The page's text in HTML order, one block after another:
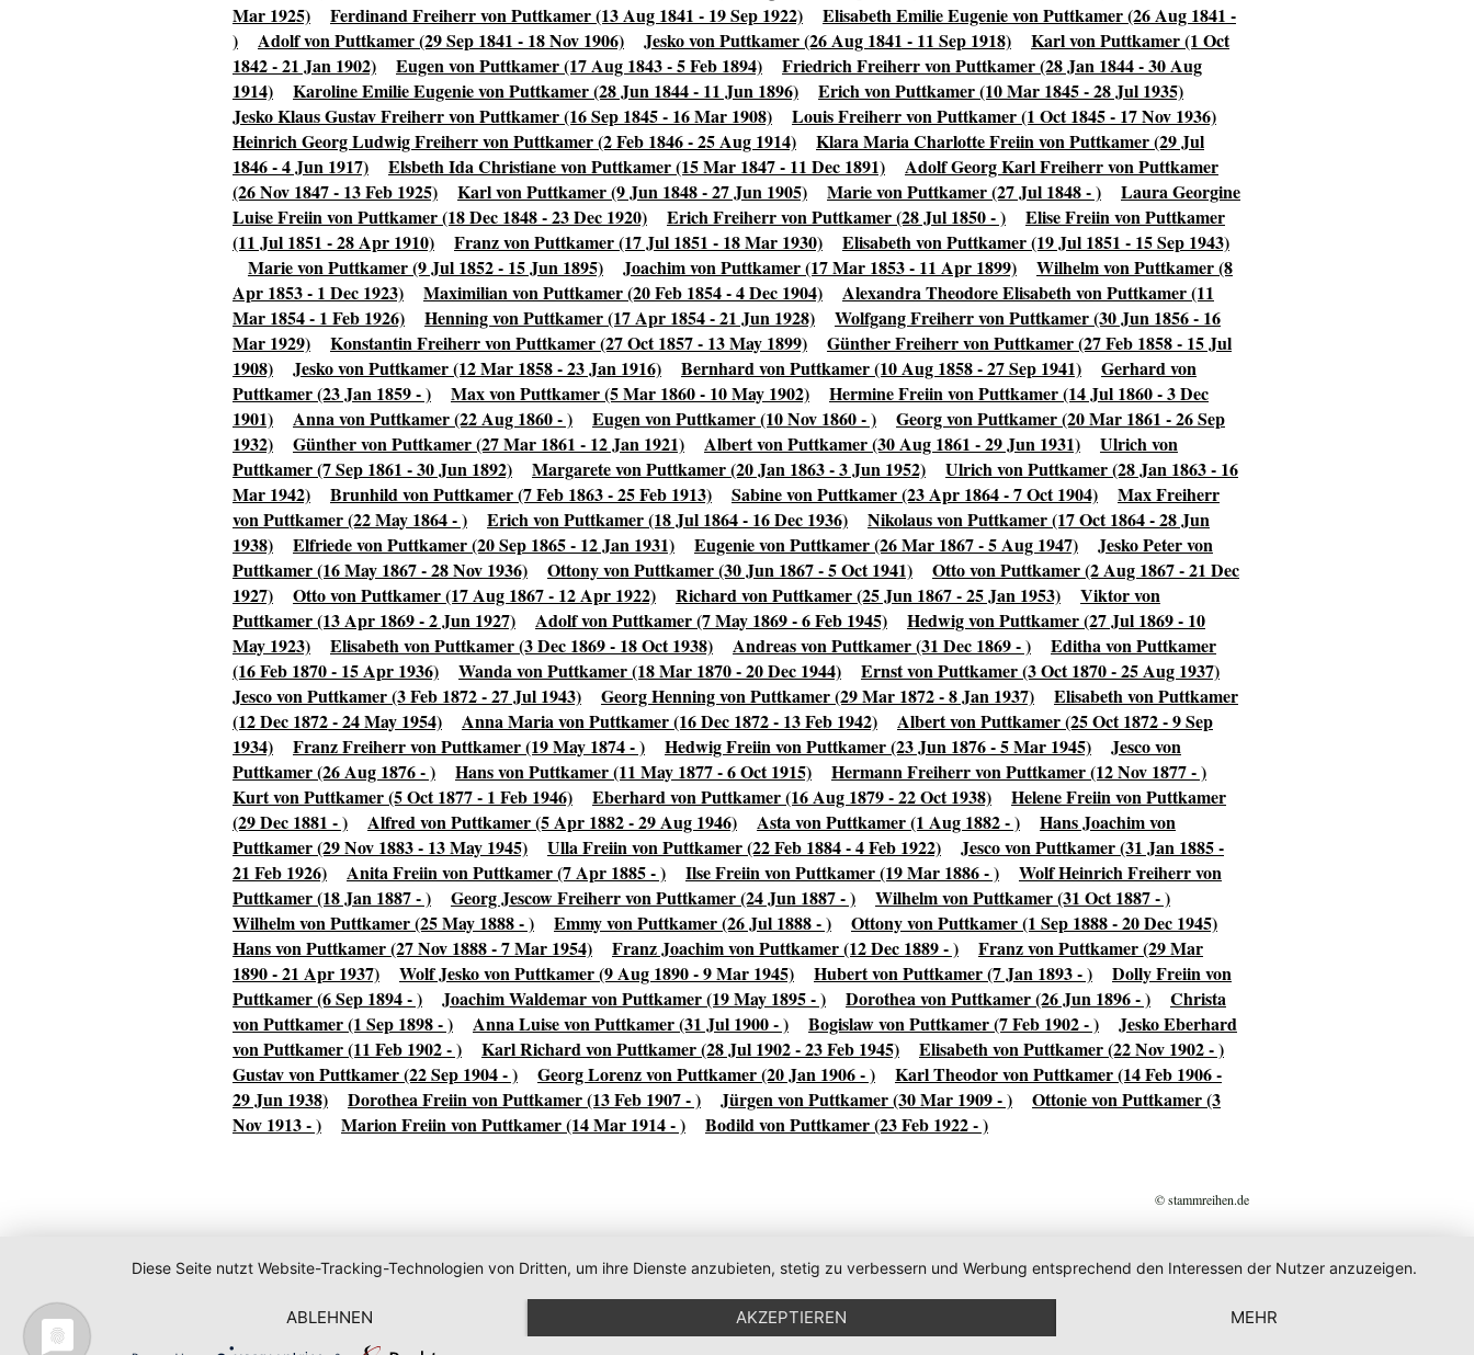
Mar 1925)
Ferdinand Freiherr von Puttkamer (13 Aug 1841 - 19 Sep 1922)
Elisabeth Emilie Eugenie von Puttkamer (26 Aug 1841 -
)
Adolf von Puttkamer (29 Sep 1841 - 18 Nov 1906) Jesko von Puttkamer (26 Aug 1841 - 11 Sep 1918)
Karl von Puttkamer (1 Oct
1842 - 21 Jan 1902)
Eugen von Puttkamer (17 Aug 1843 - 5 Feb 1894)
Friedrich Freiherr von Puttkamer (28 Jan 1844 - 30 Aug
1914)
Karoline Emilie Eugenie von Puttkamer (28 Jun 1844 - 11 Jun 1896)
Erich von Puttkamer (10 Mar 1845 - 28 Jul 1935)
Jesko Klaus Gustav Freiherr von Puttkamer (16 Sep 1845 - 16 Mar 1908)
Louis Freiherr von Puttkamer (1 Oct 1845 - 17 Nov 1936)
Heinrich Georg Ludwig Freiherr von Puttkamer (2 Feb 1846 - 25 Aug 1914)
Klara Maria Charlotte Freiin von Puttkamer (29 Jul
1846 - 4 Jun 1917)
Elsbeth Ida Christiane von Puttkamer (15 Mar 1847 - 11 Dec 1891)
Adolf Georg Karl Freiherr von Puttkamer
(26 Nov 1847 - 13 Feb 1925)
Karl von Puttkamer (9 Jun 1848 - 27 Jun 1905) Marie von Puttkamer (27 Jul 1848 - )
Laura Georgine
Luise Freiin von Puttkamer (18 Dec 1848 - 23 Dec 1920)
Erich Freiherr von Puttkamer (28 Jul 1850 - )
Elise Freiin von Puttkamer
(11 Jul 1851 - 28 Apr 1910)
Franz von Puttkamer (17 Jul 1851 - 18 Mar 1930)
Elisabeth von Puttkamer (19 Jul 1851 - 15 Sep 1943)
Marie von Puttkamer (9 Jul 1852 - 15 Jun 1895)
Joachim von Puttkamer (17 Mar 1853 - 11 Apr 1899)
Wilhelm von Puttkamer (8
Apr 1853 - 1 Dec 1923)
Maximilian von Puttkamer (20 Feb 1854 - 4 Dec 1904)
Alexandra Theodore Elisabeth von Puttkamer (11
Mar 1854 - 1 Feb 1926)
Henning von Puttkamer (17 Apr 1854 - 21 Jun 1928)
Wolfgang Freiherr von Puttkamer (30 Jun 1856 - 16
Mar 1929)
Konstantin Freiherr von Puttkamer (27 Oct 1857 - 13 May 1899)
Günther Freiherr von Puttkamer (27 Feb 1858 - 15 Jul
1908)
Jesko von Puttkamer (12 Mar 1858 - 23 Jan 1916) Bernhard von Puttkamer (10 Aug 1858 - 27 Sep 1941)
Gerhard von
Puttkamer (23 Jan 1859 - )
Max von Puttkamer (5 Mar 1860 - 10 May 1902)
Hermine Freiin von Puttkamer (14 Jul 1860 - 3 Dec
1901)
Anna von Puttkamer (22 Aug 1860 - ) Eugen von Puttkamer (10 Nov 1860 - )
Georg von Puttkamer (20 Mar 1861 - 26 Sep
1932)
Günther von Puttkamer (27 Mar 1861 - 12 Jan 1921) Albert von Puttkamer (30 Aug 1861 - 29 Jun 1931)
Ulrich von
Puttkamer (7 Sep 1861 - 30 Jun 1892)
Margarete von Puttkamer (20 Jan 1863 - 3 Jun 1952)
Ulrich von Puttkamer (28 Jan 1863 - 16
Mar 1942)
Brunhild von Puttkamer (7 Feb 1863 - 25 Feb 1913) Sabine von Puttkamer (23 Apr 1864 - 7 Oct 1904)
Max Freiherr
von Puttkamer (22 May 1864 - )
Erich von Puttkamer (18 Jul 1864 - 16 Dec 1936)
Nikolaus von Puttkamer (17 Oct 1864 - 28 Jun
1938)
Elfriede von Puttkamer (20 Sep 1865 - 12 Jan 1931) Eugenie von Puttkamer (26 Mar 1867 - 5 Aug 1947)
Jesko Peter von
Puttkamer (16 May 1867 - 28 Nov 1936)
Ottony von Puttkamer (30 Jun 1867 - 5 Oct 1941)
Otto von Puttkamer (2 Aug 1867 - 21 Dec
1927)
Otto von Puttkamer (17 Aug 1867 - 12 Apr 1922) Richard von Puttkamer (25 Jun 1867 - 25 Jan 1953)
Viktor von
Puttkamer (13 Apr 1869 - 2 Jun 1927)
Adolf von Puttkamer (7 May 1869 - 6 Feb 1945)
Hedwig von Puttkamer (27 Jul 1869 - 10
May 1923)
Elisabeth von Puttkamer (3 Dec 1869 - 18 Oct 1938) Andreas von Puttkamer (31 Dec 1869 - )
Editha von Puttkamer
(16 Feb 1870 - 15 Apr 1936)
Wanda von Puttkamer (18 Mar 1870 - 20 Dec 1944)
Ernst von Puttkamer (3 Oct 1870 - 25 Aug 1937)
Jesco von Puttkamer (3 Feb 1872 - 27 Jul 1943)
Georg Henning von Puttkamer (29 Mar 1872 - 8 Jan 1937)
Elisabeth von Puttkamer
(12 Dec 1872 - 24 May 1954)
Anna Maria von Puttkamer (16 Dec 1872 - 13 Feb 1942)
Albert von Puttkamer (25 Oct 1872 - 9 Sep
1934)
Franz Freiherr von Puttkamer (19 May 1874 - ) Hedwig Freiin von Puttkamer (23 Jun 1876 - 5 Mar 1945)
Jesco von
Puttkamer (26 Aug 1876 - )
Hans von Puttkamer (11 May 1877 - 6 Oct 1915)
Hermann Freiherr von Puttkamer (12 Nov 1877 - )
Kurt von Puttkamer (5 Oct 1877 - 1 Feb 1946)
Eberhard von Puttkamer (16 Aug 1879 - 22 Oct 1938)
Helene Freiin von Puttkamer
(29 Dec 1881 - )
Alfred von Puttkamer (5 Apr 1882 - 29 Aug 1946) Asta von Puttkamer (1 Aug 1882 - )
Hans Joachim von
Puttkamer (29 Nov 1883 - 13 May 1945)
Ulla Freiin von Puttkamer (22 Feb 1884 - 4 Feb 1922)
Jesco von Puttkamer (31 Jan 1885 -
21 Feb 1926)
Anita Freiin von Puttkamer (7 Apr 1885 - ) Ilse Freiin von Puttkamer (19 Mar 1886 - )
Wolf Heinrich Freiherr von
Puttkamer (18 Jan 1887 - )
Georg Jescow Freiherr von Puttkamer (24 Jun 1887 - )
Wilhelm von Puttkamer (31 Oct 1887 - )
Wilhelm von Puttkamer (25 May 1888 - )
Emmy von Puttkamer (26 Jul 1888 - )
Ottony von Puttkamer (1 Sep 1888 - 20 Dec 1945)
Hans von Puttkamer (27 Nov 1888 - 7 Mar 1954)
Franz Joachim von Puttkamer (12 Dec 1889 - )
Franz von Puttkamer (29 Mar
1890 - 21 Apr 1937)
Wolf Jesko von Puttkamer (9 Aug 1890 - 9 Mar 1945) Hubert von Puttkamer (7 Jan 1893 - )
Dolly Freiin von
Puttkamer (6 Sep 1894 - )
Joachim Waldemar von Puttkamer (19 May 1895 - ) Dorothea von Puttkamer (26 Jun 1896 - )
Christa
von Puttkamer (1 Sep 1898 - )
Anna Luise von Puttkamer (31 Jul 1900 - ) Bogislaw von Puttkamer (7 Feb 1902 - )
Jesko Eberhard
von Puttkamer (11 Feb 1902 - )
Karl Richard von Puttkamer (28 Jul 1902 - 23 Feb 1945)
Elisabeth von Puttkamer (22 Nov 1902 - )
Gustav von Puttkamer (22 Sep 1904 - )
Georg Lorenz von Puttkamer (20 Jan 1906 - )
Karl Theodor von Puttkamer (14 Feb 1906 -
29 Jun 1938)
Dorothea Freiin von Puttkamer (13 Feb 1907 - ) Jürgen von Puttkamer (30 Mar 1909 - )
Ottonie von Puttkamer (3
Nov 1913 - )
Marion Freiin von Puttkamer (14 Mar 1914 - ) Bodild von Puttkamer (23 Feb 1922 - )
© stammreihen.de
Diese Seite nutzt Website-Tracking-Technologien von Dritten, um ihre Dienste anzubieten, stetig zu verbessern und Werbung entsprechend den Interessen der Nutzer anzuzeigen.
ABLEHNEN AKZEPTIEREN MEHR